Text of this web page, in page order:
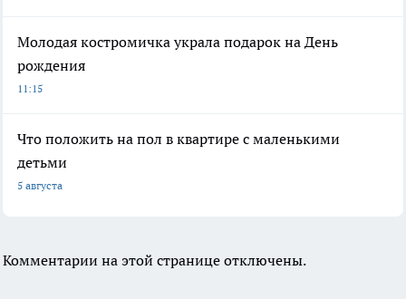
Молодая костромичка украла подарок на День
рождения
11:15
Что положить на пол в квартире с маленькими
детьми
5 августа
Комментарии на этой странице отключены.